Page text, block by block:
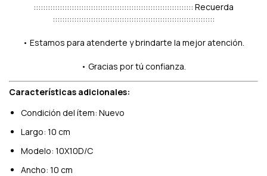
::::::::::::::::::::::::::::::::::::::::::::::::::::::::::::::::::: Recuerda
::::::::::::::::::::::::::::::::::::::::::::::::::::::::::::::::::::
• Estamos para atenderte y brindarte la mejor atención.
• Gracias por tú confianza.
Características adicionales:
Condición del ítem: Nuevo
Largo: 10 cm
Modelo: 10X10D/C
Ancho: 10 cm